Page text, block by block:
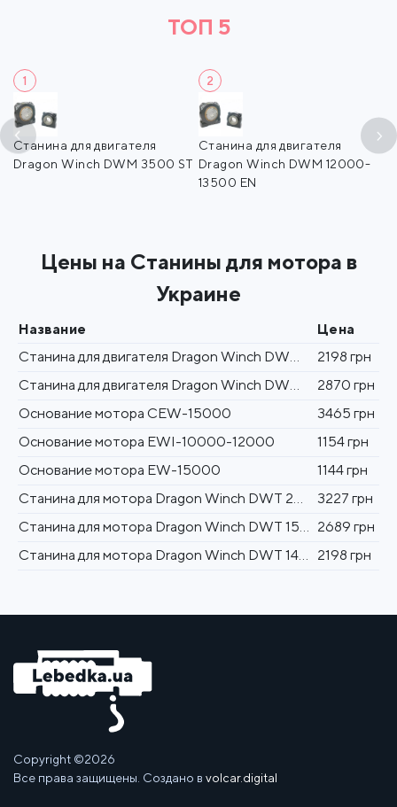
ТОП 5
1
Станина для двигателя
Dragon Winch DWM 3500 ST
2
Станина для двигателя
Dragon Winch DWM 12000-
13500 EN
Цены на Станины для мотора в
Украине
Название
Цена
Станина для двигателя Dragon Winch DWM 3500 ST
2198 грн
Станина для двигателя Dragon Winch DWM 12000-13500 EN
2870 грн
Основание мотора CEW-15000
3465 грн
Основание мотора EWI-10000-12000
1154 грн
Основание мотора EW-15000
1144 грн
Станина для мотора Dragon Winch DWT 20000
3227 грн
Станина для мотора Dragon Winch DWT 15000 – 18000 2689 грн
Станина для мотора Dragon Winch DWT 14000
2198 грн
Copyright ©2026
Все права защищены. Создано в volcar.digital